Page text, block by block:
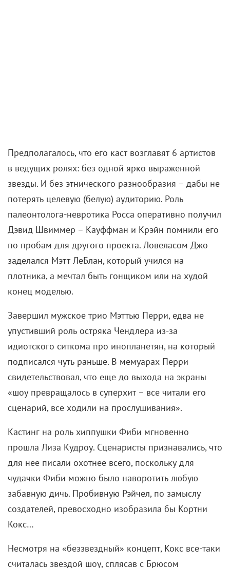
«шоу превращалось в суперхит – все читали его
сценарий, все ходили на прослушивания».
Кастинг на роль хиппушки Фиби мгновенно
прошла Лиза Кудроу. Сценаристы признавались, что
для нее писали охотнее всего, поскольку для
чудачки Фиби можно было наворотить любую
забавную дичь. Пробивную Рэйчел, по замыслу
создателей, превосходно изобразила бы Кортни
считалась звездой шоу, сплясав с Брюсом
Спрингстином в клипе на хит Dancing in the Dark и
сыграв девушку Майкла Дж. Фокса в «Семейных
узах». Самой Кортни, правда, больше приглянулась
повернутая на порядке Моника. Поэтому после
отказа прочих кандидаток на борт взошла
Дженнифер Энистон, игравшая в сериалах «Феррис
Бьюллер» и «Моллой».